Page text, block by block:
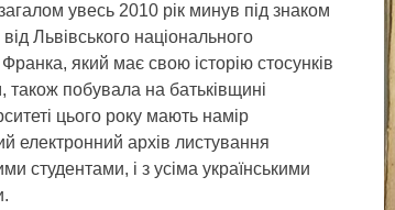
увесь 2010 рік минув під знаком
Львівського національного
Франка, який має свою історію стосунків
також побувала на батьківщині
цього року мають намір
електронний архів листування
студентами, і з усіма українськими